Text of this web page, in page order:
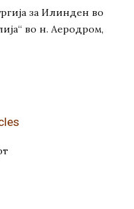
за Илинден во
во н. Аеродром,